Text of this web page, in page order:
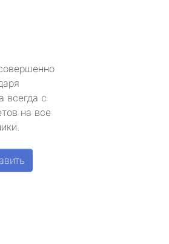
всегда с
на все